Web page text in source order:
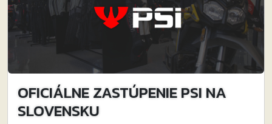
OFICIÁLNE ZASTÚPENIE PSI NA
SLOVENSKU